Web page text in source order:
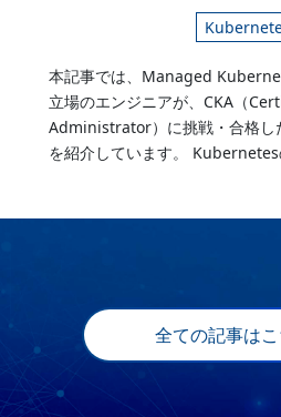
本記事では、Managed
立場のエンジニアが、CKA（
Administrator）に挑戦・合格し
を紹介しています。
全ての記事は